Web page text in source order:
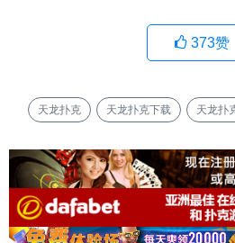
373赞
天龙扑克 天龙扑克下载 天龙扑